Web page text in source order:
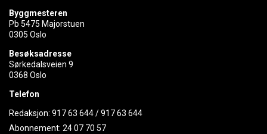
Byggmesteren
Pb 5475 Majorstuen
0305 Oslo
Besøksadresse
Sørkedalsveien 9
0368 Oslo
Telefon
Redaksjon: 917 63 644/917 63 644
Abonnement: 24 07 70 57